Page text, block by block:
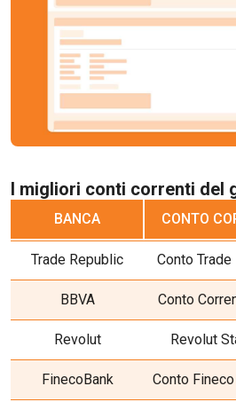
I migliori conti correnti del
BANCA CONTO
Trade Republic Conto
BBVA Conto
Revolut Revolut
FinecoBank Conto